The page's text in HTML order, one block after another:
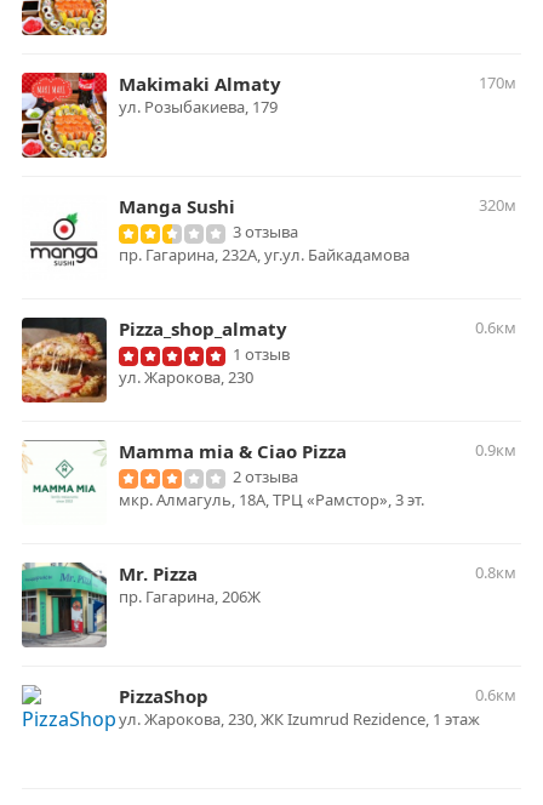
Makimaki Almaty
170м
ул. ​Розыбакиева, 179
Manga Sushi
320м
3 отзыва
пр. Гагарина, 232А, уг.ул. Байкадамова
Pizza_shop_almaty
0.6км
1 отзыв
ул. Жарокова, 230
Mamma mia & Ciao Pizza
0.9км
2 отзыва
мкр. Алмагуль, 18А, ТРЦ «Рамстор», 3 эт.
Mr. Pizza
0.8км
пр. Гагарина, 206Ж
PizzaShop
0.6км
ул. ​Жарокова, 230, ​ЖК Izumrud Rezidence, 1 этаж